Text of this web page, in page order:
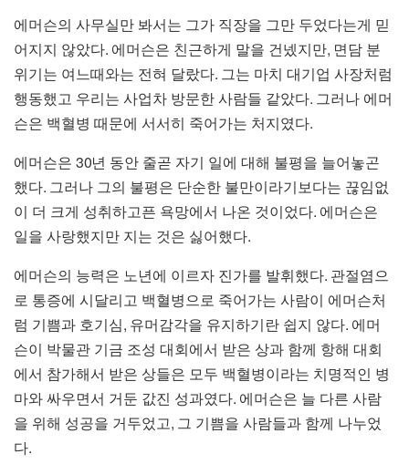
에머슨의 사무실만 봐서는 그가 직장을 그만 두었다는게 믿
어지지 않았다. 에머슨은 친근하게 말을 건넸지만, 면담 분
위기는 여느때와는 전혀 달랐다. 그는 마치 대기업 사장처럼
행동했고 우리는 사업차 방문한 사람들 같았다. 그러나 에머
슨은 백혈병 때문에 서서히 죽어가는 처지였다.
에머슨은 30년 동안 줄곧 자기 일에 대해 불평을 늘어놓곤
했다. 그러나 그의 불평은 단순한 불만이라기보다는 끊임없
이 더 크게 성취하고픈 욕망에서 나온 것이었다. 에머슨은
일을 사랑했지만 지는 것은 싫어했다.
에머슨의 능력은 노년에 이르자 진가를 발휘했다. 관절염으
로 통증에 시달리고 백혈병으로 죽어가는 사람이 에머슨처
럼 기쁨과 호기심, 유머감각을 유지하기란 쉽지 않다. 에머
슨이 박물관 기금 조성 대회에서 받은 상과 함께 항해 대회
에서 참가해서 받은 상들은 모두 백혈병이라는 치명적인 병
마와 싸우면서 거둔 값진 성과였다. 에머슨은 늘 다른 사람
을 위해 성공을 거두었고, 그 기쁨을 사람들과 함께 나누었
다.